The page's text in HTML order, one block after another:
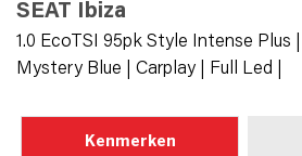
SEAT Ibiza
1.0 EcoTSI 95pk Style Intense Plus |
Mystery Blue | Carplay | Full Led |
Kenmerken